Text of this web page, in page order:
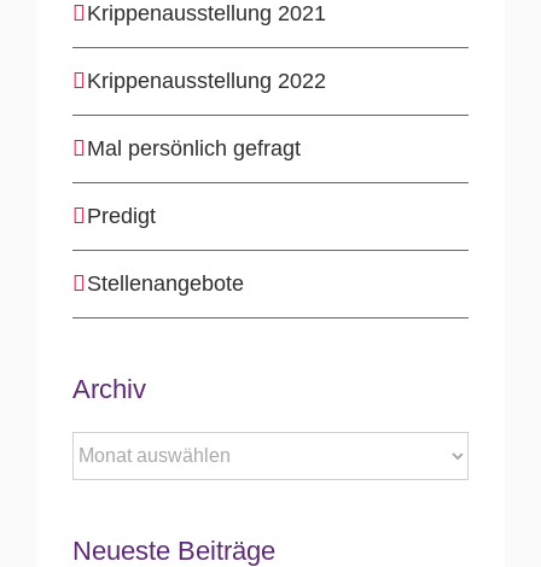
Krippenausstellung 2021
Krippenausstellung 2022
Mal persönlich gefragt
Predigt
Stellenangebote
Archiv
Archiv
Neueste Beiträge